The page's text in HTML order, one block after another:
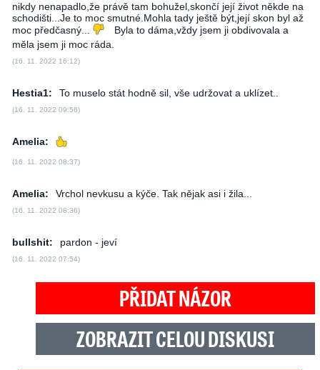
nikdy nenapadlo,že právě tam bohužel,skončí její život někde na
schodišti...Je to moc smutné.Mohla tady ještě být,její skon byl až
moc předčasný...
Byla to dáma,vždy jsem ji obdivovala a
měla jsem ji moc ráda.
(16. 11. 2022 16:12)
Hestia1: To muselo stát hodně sil, vše udržovat a uklízet..
(16. 11. 2022 09:56)
Amelia:
(16. 11. 2022 08:37)
Amelia: Vrchol nevkusu a kýče. Tak nějak asi i žila...
(16. 11. 2022 08:36)
bullshit: pardon - jeví
(16. 11. 2022 07:54)
PŘIDAT NÁZOR
ZOBRAZIT CELOU DISKUSI